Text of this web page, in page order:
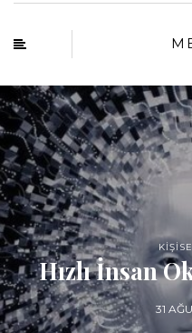
Hızlı İnsan
31